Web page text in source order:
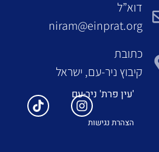
דוא”ל
niram@einprat.org
כתובת
קיבוץ ניר-עם, ישראל
'עין פרת' ניר-עם
הצהרת נגישות